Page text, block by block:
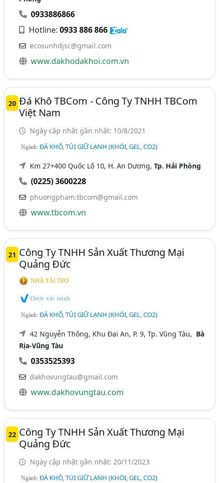
0933886866
Hotline:0933 886 866
ecosunhdjsc@gmail.com
www.dakhodakhoi.com.vn
20 Đá Khô TBCom - Công Ty TNHH TBCom
Việt Nam
Ngày cập nhật gần nhất: 10/8/2021
Ngành:ĐÁ KHÔ, TÚI GIỮ LẠNH (KHÓI, GEL, CO2)
Km 27+400 Quốc Lộ 10, H. An Dương,Tp. Hải Phòng
(0225) 3600228
phuongpham.tbcom@gmail.com
www.tbcom.vn
21 Công Ty TNHH Sản Xuất Thương Mại
Quảng Đức
NHÀ TÀI TRỢ
Được xác minh
Ngành:ĐÁ KHÔ, TÚI GIỮ LẠNH (KHÓI, GEL, CO2)
42 Nguyễn Thông, Khu Đại An, P. 9, Tp. Vũng Tàu, Bà
Rịa-Vũng Tàu
0353525393
dakhovungtau@gmail.com
www.dakhovungtau.com
22 Công Ty TNHH Sản Xuất Thương Mại
Quảng Đức
Ngày cập nhật gần nhất: 20/11/2023
Ngành:ĐÁ KHÔ, TÚI GIỮ LẠNH (KHÓI, GEL, CO2)